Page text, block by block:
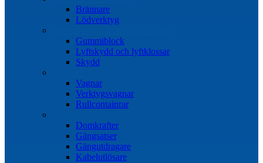
Brännare
Lödverktyg
Gummiblock
Lyftskydd och lyftklossar
Skydd
Vagnar
Verktygsvagnar
Rullcontainrar
Domkrafter
Gängsatser
Gängutdragare
Kabelutlösare